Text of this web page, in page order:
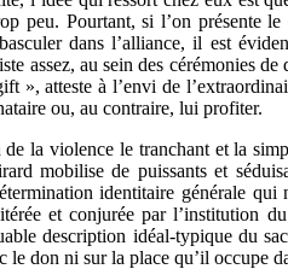
peu. Pourtant, si l’on présente
dans l’alliance, il est
assez, au sein des cérémonies
», atteste à l’envi de
ou, au contraire, lui profiter.
la violence le tranchant et la
mobilise de puissants et
identitaire générale
et conjurée par l’institution
description idéal-typique du
don ni sur la place qu’il occupe